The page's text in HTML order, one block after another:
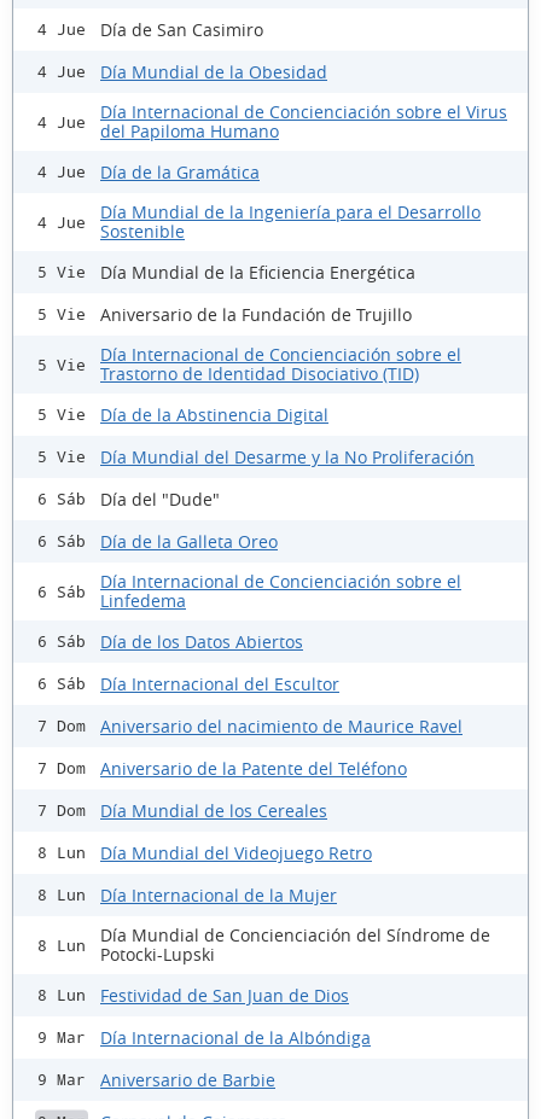
4 Jue Día de San Casimiro
4 Jue Día Mundial de la Obesidad
4 Jue
Día Internacional de Concienciación sobre el Virus
del Papiloma Humano
4 Jue Día de la Gramática
4 Jue
Día Mundial de la Ingeniería para el Desarrollo
Sostenible
5 Vie Día Mundial de la Eficiencia Energética
5 Vie Aniversario de la Fundación de Trujillo
5 Vie
Día Internacional de Concienciación sobre el
Trastorno de Identidad Disociativo (TID)
5 Vie Día de la Abstinencia Digital
5 Vie Día Mundial del Desarme y la No Proliferación
6 Sáb Día del "Dude"
6 Sáb Día de la Galleta Oreo
6 Sáb
Día Internacional de Concienciación sobre el
Linfedema
6 Sáb Día de los Datos Abiertos
6 Sáb Día Internacional del Escultor
7 Dom Aniversario del nacimiento de Maurice Ravel
7 Dom Aniversario de la Patente del Teléfono
7 Dom Día Mundial de los Cereales
8 Lun Día Mundial del Videojuego Retro
8 Lun Día Internacional de la Mujer
8 Lun
Día Mundial de Concienciación del Síndrome de
Potocki-Lupski
8 Lun Festividad de San Juan de Dios
9 Mar Día Internacional de la Albóndiga
9 Mar Aniversario de Barbie